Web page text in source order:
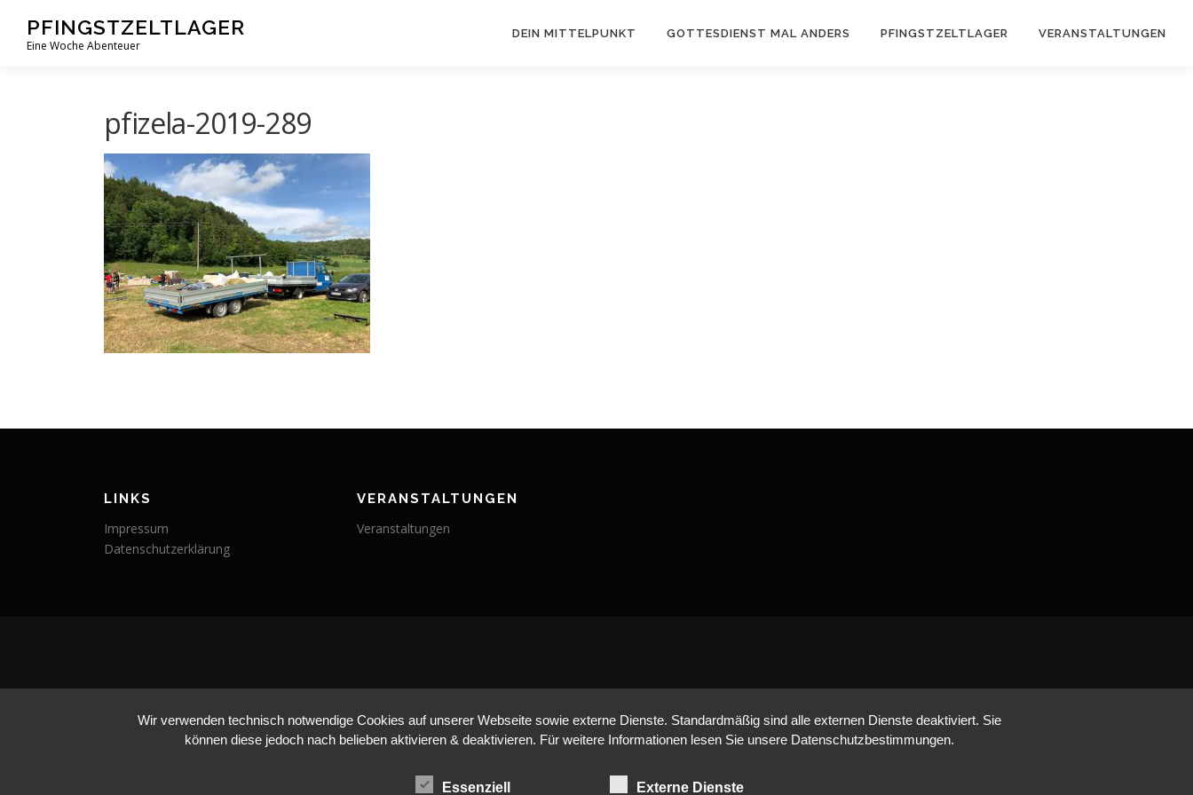
Inhalt
springen
PFINGSTZELTLAGER
Eine Woche Abenteuer
DEIN MITTELPUNKT GOTTESDIENST MAL ANDERS PFINGSTZELTLAGER VERANSTALTUNGEN
pfizela-2019-289
LINKS
Impressum
Datenschutzerklärung
VERANSTALTUNGEN
Veranstaltungen
Wir verwenden technisch notwendige Cookies auf unserer Webseite sowie externe Dienste. Standardmäßig sind alle externen Dienste deaktiviert. Sie
können diese jedoch nach belieben aktivieren & deaktivieren. Für weitere Informationen lesen Sie unsere Datenschutzbestimmungen.
Essenziell Externe Dienste